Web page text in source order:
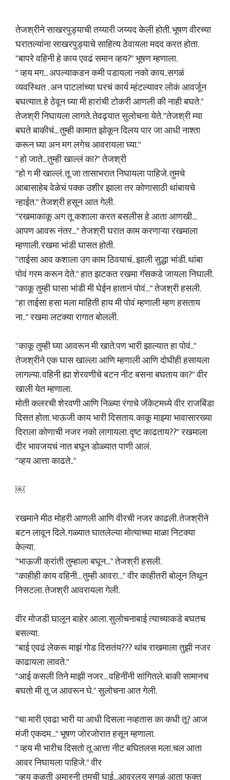
तेजश्रीने साखरपुड्याची तय्यारी जय्यद केली होती. भूषण वीरच्या
घरातल्यांना साखरपुड्याचे साहित्य ठेवायला मदद करत होता.
"बापरे वहिनी हे काय एवढं समान व्हय?" भूषण म्हणाला.
" व्हय मग... अपल्याकडन कमी पडायला नको काय..सगळं
व्यवस्थित . अन पाटलांच्या घरचं कार्य म्हंटल्यावर लोकं आवर्जून
बघत्यात. हे ठेवून घ्या मी हारांची टोकरी आणली की नाही बघते."
तेजश्री निघायला लागते. तेवढ्यात सुलोचना येते. "तेजश्री म्या
बघते बाकीचं... तुम्ही कामात झोकून दिलय पार जा आधी नाश्ता
करून घ्या अन मग लगेच आवरायला घ्या."
" हो जाते...तुम्ही खाल्लं का?" तेजश्री
"हो ग मी खाल्लं. तू जा तासाभरात निघायला पाहिजे. तुमचे
आबासाहेब वेळेचं पक्क उशीर झाला तर कोणासाठी थांबायचे
न्हाईत." तेजश्री हसून आत गेली.
"रखमाकाकू अग तू कशाला करत बसलीस हे आता आणखी...
आपण आवरू नंतर..." तेजश्री घरात काम करणाऱ्या रखमाला
म्हणाली. रखमा भांडी घासत होती.
"ताईसा आव कशाला उग काम ठिवयाचं.. झाली सुद्धा भांडी. थांबा
पोवं गरम करून देते." हात झटकत रखमा गॅसकडे जायला निघाली.
"काकू तुम्ही घासा भांडी मी घेईन हातानं पोवं..." तेजश्री हसली.
"हा ताईसा हसा मला माहिती हाय मी पोवं म्हणाली म्हण हसताय
ना.." रखमा लटक्या रागात बोलली.
"काकू तुम्ही घ्या आवरून मी खाते.पण भारी झाल्यात हा पोवं.."
तेजश्रीने एक घास खाल्ला आणि म्हणाली आणि दोघीही हसायला
लागल्या. वहिनी ह्या शेरवणीचे बटन नीट बसना बघताय का?" वीर
खाली येत म्हणाला.
मोती कलरची शेरवणी आणि निळ्या रंगाचे जॅकेटमध्ये वीर राजबिंडा
दिसत होता. भाऊजी काय भारी दिसताय. काकू माझ्या भावासारख्या
दिराला कोणाची नजर नको लागायला. दृष्ट काढताय??" रखमाला
दीर भावजयचं नात बघून डोळ्यात पाणी आलं.
"व्हय आत्ता काढते.."
￼
रखमाने मीठ मोहरी आणली आणि वीरची नजर काढली. तेजश्रीने
बटन लावून दिले. गळ्यात घातलेल्या मोत्याच्या माळा निटक्या
केल्या.
"भाऊजी क्रांती तुम्हाला बघून..." तेजश्री हसली.
"काहीही काय वहिनी... तुम्ही आवरा..." वीर काहीतरी बोलून तिथून
निसटला. तेजश्री आवरायला गेली.
वीर मोजडी घालून बाहेर आला. सुलोचनाबाई त्याच्याकडे बघतच
बसल्या.
"बाई एवढं लेकरू माझं गोड दिसतंय??? थांब राखमाला तुझी नजर
काढायला लावते."
"आई कसली तिने माझी नजर... वहिनींनी सांगितले. बाकी सामानच
बघतो मी तू ज आवरून घे." सुलोचना आत गेली.
"चा मारी एवढा भारी या आधी दिसला नव्हतास का कधी तू? आज
मंजी एकदम..." भूषण जोरजोरात हसून म्हणाला.
" व्हय मी भारीच दिसतो तू आत्ता नीट बघितलस मला.चल आता
आवर निघायला पाहिजे." वीर